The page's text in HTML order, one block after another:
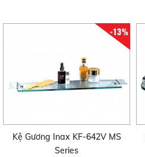
-13%
Kệ Gương Inax KF-642V MS
Series